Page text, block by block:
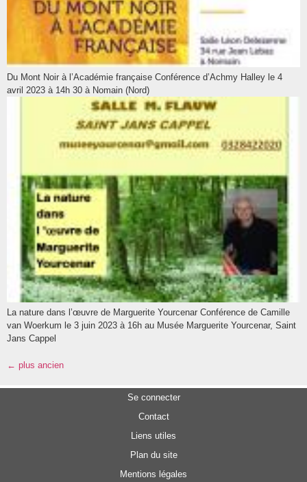
Du Mont Noir à l’Académie française Conférence d’Achmy Halley le 4
avril 2023 à 14h 30 à Nomain (Nord)
La nature dans l’œuvre de Marguerite Yourcenar Conférence de Camille
van Woerkum le 3 juin 2023 à 16h au Musée Marguerite Yourcenar, Saint
Jans Cappel
← plus ancien
Se connecter
Contact
Liens utiles
Plan du site
Mentions légales